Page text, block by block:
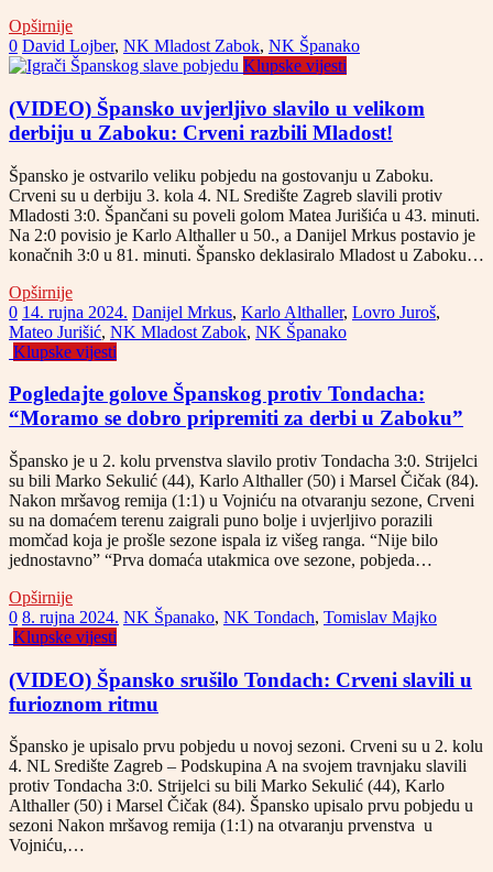
Opširnije
0 David Lojber, NK Mladost Zabok, NK Španako
Klupske vijesti
(VIDEO) Špansko uvjerljivo slavilo u velikom
derbiju u Zaboku: Crveni razbili Mladost!
Špansko je ostvarilo veliku pobjedu na gostovanju u Zaboku.
Crveni su u derbiju 3. kola 4. NL Središte Zagreb slavili protiv
Mladosti 3:0. Špančani su poveli golom Matea Jurišića u 43. minuti.
Na 2:0 povisio je Karlo Althaller u 50., a Danijel Mrkus postavio je
konačnih 3:0 u 81. minuti. Špansko deklasiralo Mladost u Zaboku…
Opširnije
0 14. rujna 2024. Danijel Mrkus, Karlo Althaller, Lovro Juroš,
Mateo Jurišić, NK Mladost Zabok, NK Španako
Klupske vijesti
Pogledajte golove Španskog protiv Tondacha:
“Moramo se dobro pripremiti za derbi u Zaboku”
Špansko je u 2. kolu prvenstva slavilo protiv Tondacha 3:0. Strijelci
su bili Marko Sekulić (44), Karlo Althaller (50) i Marsel Čičak (84).
Nakon mršavog remija (1:1) u Vojniću na otvaranju sezone, Crveni
su na domaćem terenu zaigrali puno bolje i uvjerljivo porazili
momčad koja je prošle sezone ispala iz višeg ranga. “Nije bilo
jednostavno” “Prva domaća utakmica ove sezone, pobjeda…
Opširnije
0 8. rujna 2024. NK Španako, NK Tondach, Tomislav Majko
Klupske vijesti
(VIDEO) Špansko srušilo Tondach: Crveni slavili u
furioznom ritmu
Špansko je upisalo prvu pobjedu u novoj sezoni. Crveni su u 2. kolu
4. NL Središte Zagreb – Podskupina A na svojem travnjaku slavili
protiv Tondacha 3:0. Strijelci su bili Marko Sekulić (44), Karlo
Althaller (50) i Marsel Čičak (84). Špansko upisalo prvu pobjedu u
sezoni Nakon mršavog remija (1:1) na otvaranju prvenstva u
Vojniću,…